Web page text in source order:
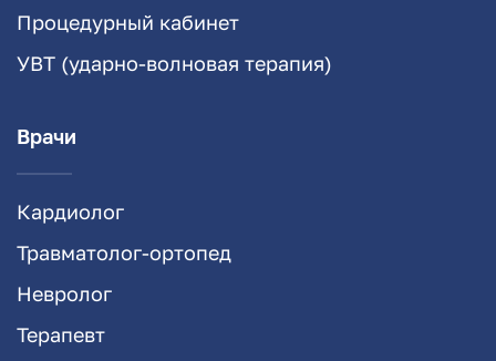
Процедурный кабинет
УВТ (ударно-волновая терапия)
Врачи
Кардиолог
Травматолог-ортопед
Невролог
Терапевт